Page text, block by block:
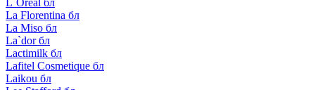
L`Oreal бл
La Florentina бл
La Miso бл
La`dor бл
Lactimilk бл
Lafitel Cosmetique бл
Laikou бл